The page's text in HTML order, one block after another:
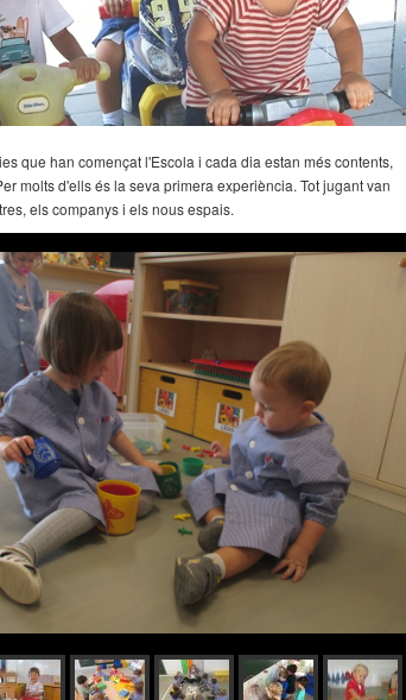
que han començat l'Escola i cada dia estan més contents,
molts d'ells és la seva primera experiència. Tot jugant van
els companys i els nous espais.